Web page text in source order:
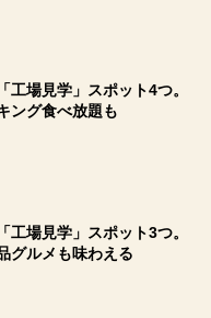
工場見学」スポット4つ。
ング食べ放題も
工場見学」スポット3つ。
グルメも味わえる